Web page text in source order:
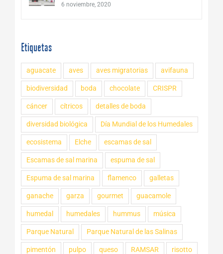
6 noviembre, 2020
Etiquetas
aguacate aves aves migratorias avifauna
biodiversidad boda chocolate CRISPR
cáncer cítricos detalles de boda
diversidad biológica Día Mundial de los Humedales
ecosistema Elche escamas de sal
Escamas de sal marina espuma de sal
Espuma de sal marina flamenco galletas
ganache garza gourmet guacamole
humedal humedales hummus música
Parque Natural Parque Natural de las Salinas
pimentón pulpo queso RAMSAR risotto